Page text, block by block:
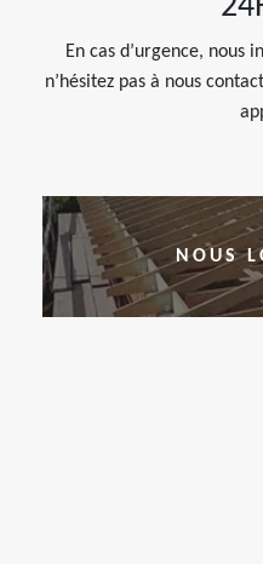
En cas d’urgence, nous
n’hésitez pas à nous
NOUS